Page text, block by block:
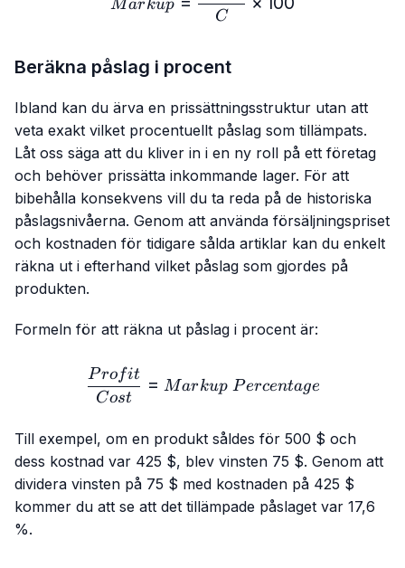
Markup
C
Beräkna påslag i procent
Ibland kan du ärva en prissättningsstruktur utan att
veta exakt vilket procentuellt påslag som tillämpats.
Låt oss säga att du kliver in i en ny roll på ett företag
och behöver prissätta inkommande lager. För att
bibehålla konsekvens vill du ta reda på de historiska
påslagsnivåerna. Genom att använda försäljningspriset
och kostnaden för tidigare sålda artiklar kan du enkelt
räkna ut i efterhand vilket påslag som gjordes på
produkten.
Formeln för att räkna ut påslag i procent är:
\frac{Profit}{Cost} =
Cost
Profit = Markup Percentage
Till exempel, om en produkt såldes för 500 $ och
dess kostnad var 425 $, blev vinsten 75 $. Genom att
dividera vinsten på 75 $ med kostnaden på 425 $
kommer du att se att det tillämpade påslaget var 17,6
%.